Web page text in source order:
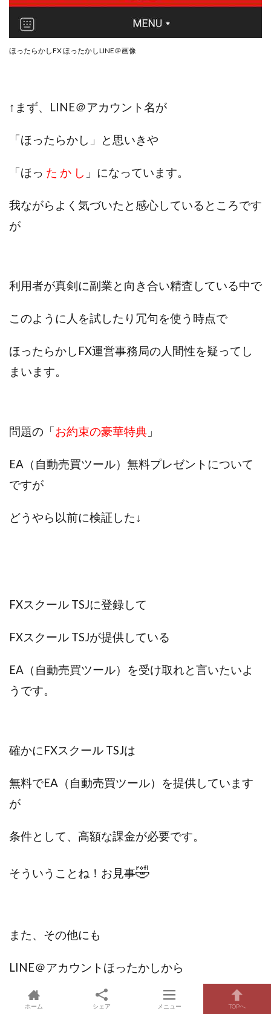
ほったらかしFX ほったかしLINE＠画像
↑まず、LINE＠アカウント名が
「ほったらかし」と思いきや
「ほっ た か し 」になっています。
我ながらよく気づいたと感心しているところです
が
利用者が真剣に副業と向き合い精査している中で
このように人を試したり冗句を使う時点で
ほったらかしFX運営事務局の人間性を疑ってし
まいます。
問題の「お約束の豪華特典 」
EA（自動売買ツール）無料プレゼントについて
ですが
どうやら 以前に検証した↓
FXスクール TSJに登録して
FXスクール TSJが提供している
EA（自動売買ツール）を受け取れと言いたいよ
うです。
確かにFXスクール TSJは
無料でEA（自動売買ツール）を提供しています
が
条件として、高額な課金が必要です。
そういうことね！お見事🤣
また、その他にも
LINE＠アカウントほったかしから
次々に副業案件が配信されますが
ホーム シェア メニュー TOPへ